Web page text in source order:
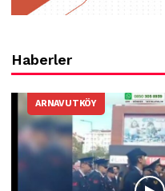
Haberler
ARNAVUTKÖY